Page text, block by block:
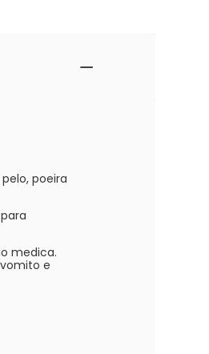
poeira
medica.
e